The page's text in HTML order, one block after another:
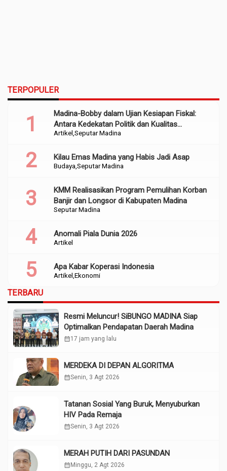
TERPOPULER
Artikel Seputar Madina
Madina-Bobby dalam Ujian Kesiapan Fiskal:
Antara Kedekatan Politik dan Kualitas
Perencanaan
Budaya Seputar Madina
Kilau Emas Madina yang Habis Jadi Asap
Seputar Madina
KMM Realisasikan Program Pemulihan Korban
Banjir dan Longsor di Kabupaten Madina
Artikel
Anomali Piala Dunia 2026
Artikel Ekonomi
Apa Kabar Koperasi Indonesia
TERBARU
Resmi Meluncur! SiBUNGO MADINA Siap
Optimalkan Pendapatan Daerah Madina
calendar_month17 jam yang lalu
MERDEKA DI DEPAN ALGORITMA
calendar_monthSenin, 3 Agt 2026
Tatanan Sosial Yang Buruk, Menyuburkan
HIV Pada Remaja
calendar_monthSenin, 3 Agt 2026
MERAH PUTIH DARI PASUNDAN
calendar_monthMinggu, 2 Agt 2026